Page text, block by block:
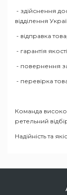
- здійснення
відділення
- відправка
- гарантія
- повернення
- перевірка
Команда
ретельний
Надійність та